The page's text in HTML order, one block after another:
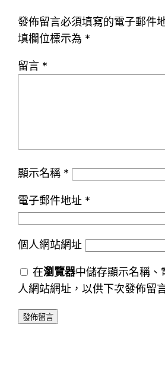
發佈留言必須填寫的電子郵件
填欄位標示為 *
留言 *
顯示名稱 *
電子郵件地址 *
個人網站網址
在瀏覽器中儲存顯示名稱、
人網站網址，以供下次發佈留